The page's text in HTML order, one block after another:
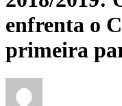
enfrenta o
primeira